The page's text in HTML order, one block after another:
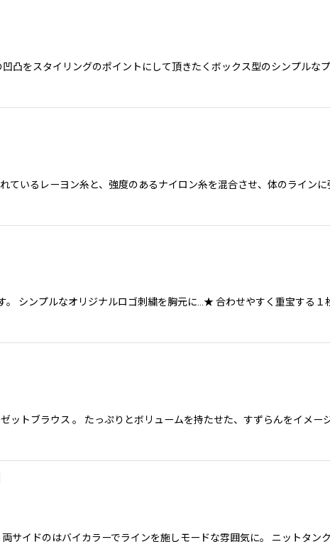
凸をスタイリングのポイントにして頂きたくボックス型のシンプルな
ているレーヨン糸と、強度のあるナイロン糸を混合させ、体のライン
。 シンプルなオリジナルロゴ刺繍を胸元に…★ 合わせやすく重宝する
ットブラウス 。 たっぷりとボリュームを持たせた、すずらんをイメ
サイドのはバイカラーでラインを施しモードな雰囲気に。 ニットタ